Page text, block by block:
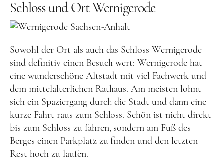
Food
Kolumne
InstagramFlipboardPinterest
Schloss und Ort Wernigerode
Sowohl der Ort als auch das Schloss Wernigerode
sind definitiv einen Besuch wert: Wernigerode hat
eine wunderschöne Altstadt mit viel Fachwerk und
dem mittelalterlichen Rathaus. Am meisten lohnt
sich ein Spaziergang durch die Stadt und dann eine
kurze Fahrt raus zum Schloss. Schön ist nicht direkt
bis zum Schloss zu fahren, sondern am Fuß des
Berges einen Parkplatz zu finden und den letzten
Rest hoch zu laufen.